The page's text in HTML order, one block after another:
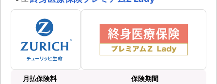
月払保険料 保険期間